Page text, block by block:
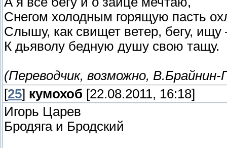
Снегом холодным горящую пасть
Слышу, как свищет ветер, бегу,
К дьяволу бедную душу свою тащу.
(Переводчик, возможно, В.Брайнин-
[25] кумохоб [22.08.2011, 16:18]
Игорь Царев
Бродяга и Бродский